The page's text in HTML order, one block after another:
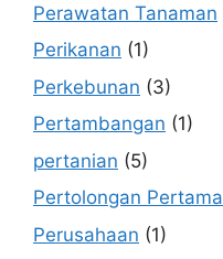
Perawatan Tanaman
Perikanan (1)
Perkebunan (3)
Pertambangan (1)
pertanian (5)
Pertolongan Pertama
Perusahaan (1)